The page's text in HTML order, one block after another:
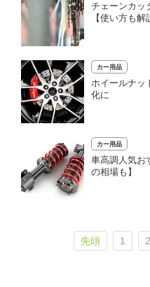
チェーンカッ
【使い方も解
カー用品
ホイールナッ
化に
カー用品
車高調人気お
の相場も】
先頭 1 2